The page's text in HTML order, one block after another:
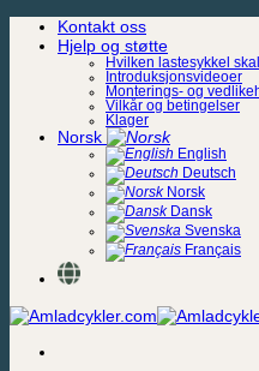
Skip
Kontakt oss
Hjelp og støtte
Hvilken lastesykkel
Introduksjonsvideoer
Monterings- og
Vilkår og betingelser
Klager
Norsk
English
Deutsch
Norsk
Dansk
Svenska
Français